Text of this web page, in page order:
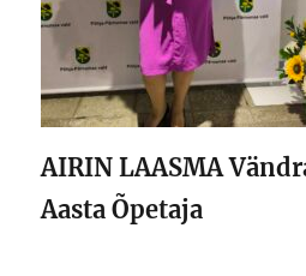
AIRIN LAASMA
Aasta Õpetaja